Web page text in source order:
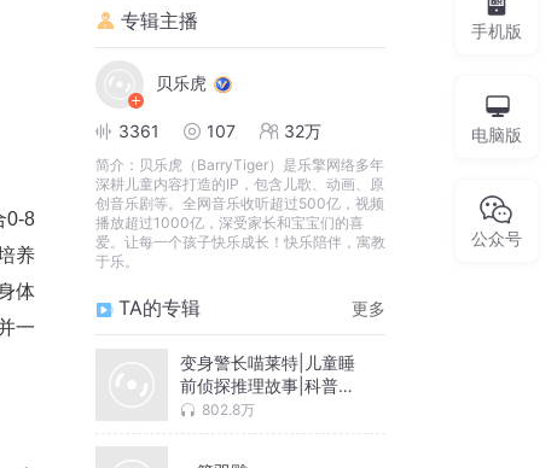
0-8
养
体
一
专辑主播
贝乐虎
3361 107 32万
简介： 贝乐虎（BarryTiger）是乐擎网络多年
深耕儿童内容打造的IP，包含儿歌、动画、原
创音乐剧等。全网音乐收听超过500亿，视频
播放超过1000亿，深受家长和宝宝们的喜
爱。让每一个孩子快乐成长！快乐陪伴，寓教
于乐。
TA的专辑 更多
变身警长喵莱特|儿童睡
前侦探推理故事|科普百
科 802.8万
手机版
电脑版
公众号